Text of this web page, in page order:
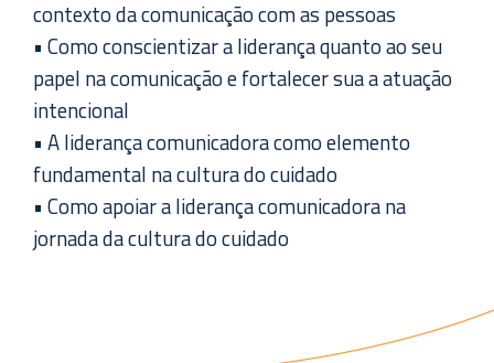
contexto da comunicação com as pessoas
• Como conscientizar a liderança quanto ao seu
papel na comunicação e fortalecer sua a atuação
intencional
• A liderança comunicadora como elemento
fundamental na cultura do cuidado
• Como apoiar a liderança comunicadora na
jornada da cultura do cuidado